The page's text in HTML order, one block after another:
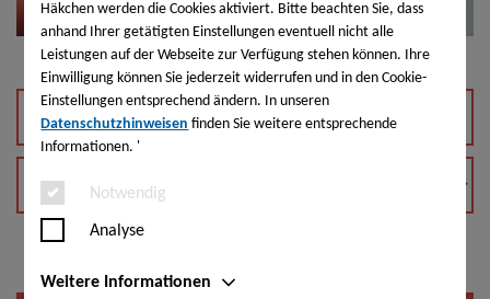
Häkchen werden die Cookies aktiviert. Bitte beachten Sie, dass
anhand Ihrer getätigten Einstellungen eventuell nicht alle
Leistungen auf der Webseite zur Verfügung stehen können. Ihre
Einwilligung können Sie jederzeit widerrufen und in den Cookie-
Einstellungen entsprechend ändern. In unseren
Datenschutzhinweisen finden Sie weitere entsprechende
Informationen. '
Notwendig
Analyse
Weitere Informationen